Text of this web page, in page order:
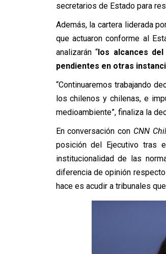
secretarios de Estado para
Además, la cartera liderada
que actuaron conforme al
analizarán “los alcances
pendientes en otras
“Continuaremos trabajando
los chilenos y chilenas, e
medioambiente”, finaliza la
En conversación con CNN
posición del Ejecutivo tras
institucionalidad de las
diferencia de opinión
hace es acudir a tribunales